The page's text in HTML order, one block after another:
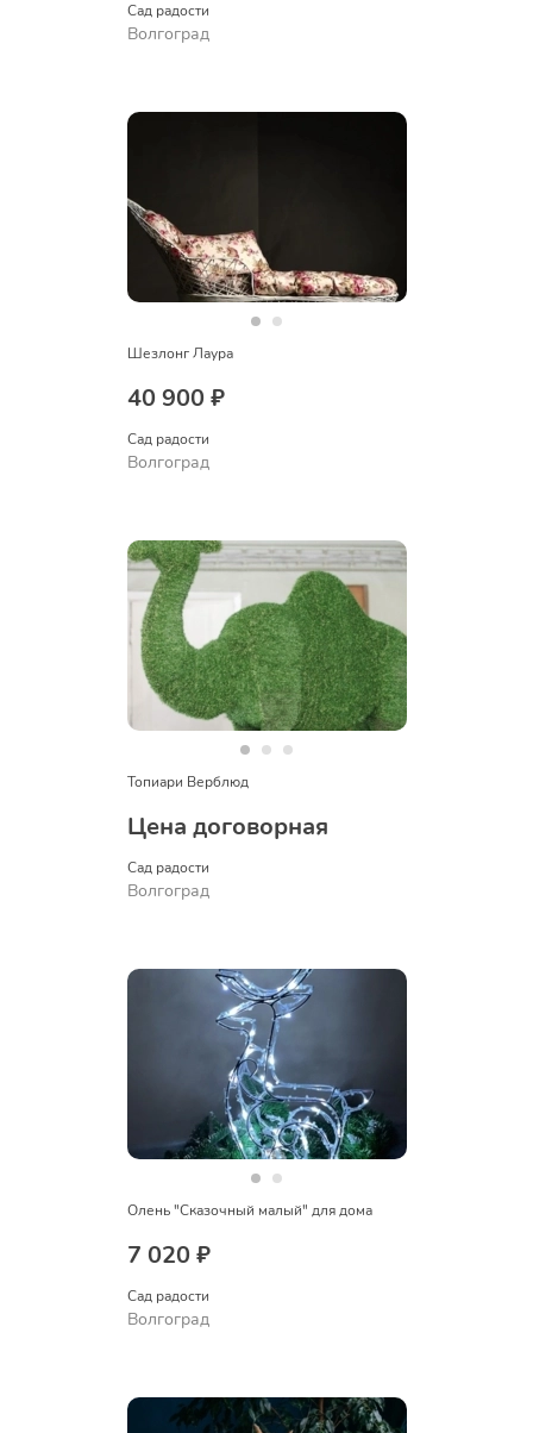
Сад радости
Волгоград
Шезлонг Лаура
40 900 ₽
Сад радости
Волгоград
Топиари Верблюд
Цена договорная
Сад радости
Волгоград
Олень "Сказочный малый" для дома
7 020 ₽
Сад радости
Волгоград